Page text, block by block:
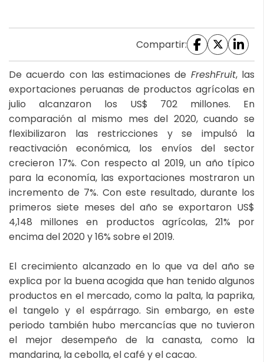
Compartir:
De acuerdo con las estimaciones de FreshFruit, las
exportaciones peruanas de productos agrícolas en
julio alcanzaron los US$ 702 millones. En
comparación al mismo mes del 2020, cuando se
flexibilizaron las restricciones y se impulsó la
reactivación económica, los envíos del sector
crecieron 17%. Con respecto al 2019, un año típico
para la economía, las exportaciones mostraron un
incremento de 7%. Con este resultado, durante los
primeros siete meses del año se exportaron US$
4,148 millones en productos agrícolas, 21% por
encima del 2020 y 16% sobre el 2019.
El crecimiento alcanzado en lo que va del año se
explica por la buena acogida que han tenido algunos
productos en el mercado, como la palta, la paprika,
el tangelo y el espárrago. Sin embargo, en este
periodo también hubo mercancías que no tuvieron
el mejor desempeño de la canasta, como la
mandarina, la cebolla, el café y el cacao.